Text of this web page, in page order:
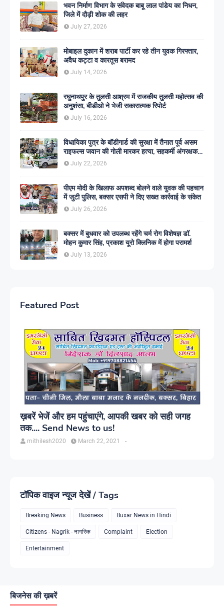
भवन निर्माण विभाग के संवेदक बाबू लाल पांडेय का निधन,
जिले में दौड़ी शोक की लहर
July 27, 2026
मोबाइल दुकान में शराब पार्टी कर रहे तीन युवक गिरफ्तार,
अवैध कट्टा व कारतूस बरामद
July 14, 2026
रघुनाथपुर के तुलसी आश्रम में राजकीय तुलसी महोत्सव की
अनुशंसा, बीडीओ ने भेजी सकारात्मक रिपोर्ट
July 16, 2026
विधायिका पुत्र के बॉडीगार्ड की सुरक्षा में तैनात पूर्व असम
राइफल्स जवान की गोली मारकर हत्या, सहकर्मी अंगरक्षक
गिरफ्तार
July 22, 2026
पीएम मोदी के खिलाफ अपशब्द बोलने वाले युवक की पहचान
में जुटी पुलिस, बक्सर एसपी ने दिए सख्त कार्रवाई के संकेत
July 26, 2026
बक्सर में बुधवार को उपलब्ध रहेंगे चर्म रोग विशेषज्ञ डॉ.
मोहन कुमार सिंह, प्रकाश यूरो क्लिनिक में होगा परामर्श
July 13, 2026
Featured Post
ख़बरें भेजें और हम पहुंचाएंगे, आपकी खबर को सही जगह
तक.... Send News to us!
mithilesh2020 -
March 22, 2021
टॉपिक वाइज न्यूज देखें / Tags
Breaking News Business Buxar News in Hindi
Citizens - Nagrik - नागरिक Complaint Election
Entertainment
बिजनेस की ख़बरें